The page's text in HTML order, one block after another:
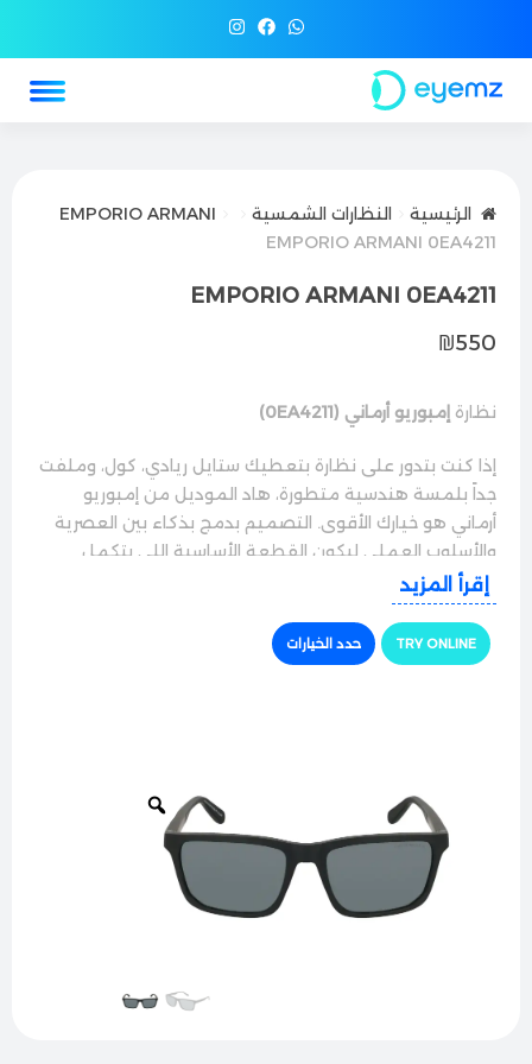
الرئيسية النظارات الشمسية
EMPORIO ARMANI
EMPORIO ARMANI 0EA4211
EMPORIO ARMANI 0EA4211
₪550
نظارة إمبوريو أرماني (0EA4211)
إذا كنت بتدور على نظارة بتعطيك ستايل ريادي، كول، وملفت
جداً بلمسة هندسية متطورة، هاد الموديل من إمبوريو
أرماني هو خيارك الأقوى. التصميم بدمج بذكاء بين العصرية
والأسلوب العملي ليكون القطعة الأساسية اللي بتكمل
كشختك وبتمنحك هيبة مميزة في السواقة والشغل وكل
مشاويرك.
الجودة والراحة
حتى مع اللبس المستمر.
حماية وأداء ممتاز
مجهزة بعدسات أصلية عالية النقاء بتوفر حماية كاملة
100% من أشعة الشمس والأشعة فوق البنفسجية الضارة.
بالكامل وتضمن لك رؤية واضحة ونقية جداً وقت السواقة.
إقرأ المزيد
TRY ONLINE حدد الخيارات